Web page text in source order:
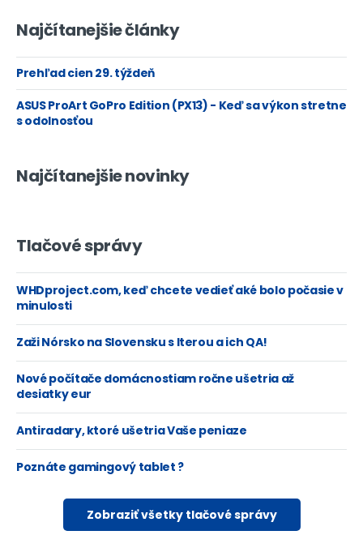
Najčítanejšie články
Prehľad cien 29. týždeň
ASUS ProArt GoPro Edition (PX13) - Keď sa výkon stretne
s odolnosťou
Najčítanejšie novinky
Tlačové správy
WHDproject.com, keď chcete vedieť aké bolo počasie v
minulosti
Zaži Nórsko na Slovensku s Iterou a ich QA!
Nové počítače domácnostiam ročne ušetria až
desiatky eur
Antiradary, ktoré ušetria Vaše peniaze
Poznáte gamingový tablet ?
Zobraziť všetky tlačové správy